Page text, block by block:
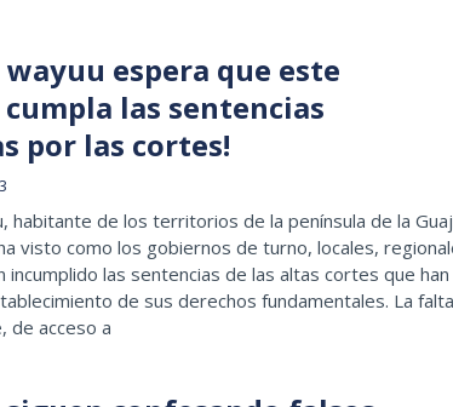
wayuu espera que este
las sentencias
por las cortes!
habitante de los territorios de la península de la
visto como los gobiernos de turno, locales,
incumplido las sentencias de las altas cortes que han
de sus derechos fundamentales. La falta
de acceso a